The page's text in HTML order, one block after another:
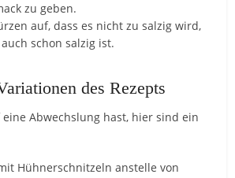
zu geben.
auf, dass es nicht zu salzig wird,
schon salzig ist.
des Rezepts
Abwechslung hast, hier sind ein
Hühnerschnitzeln anstelle von